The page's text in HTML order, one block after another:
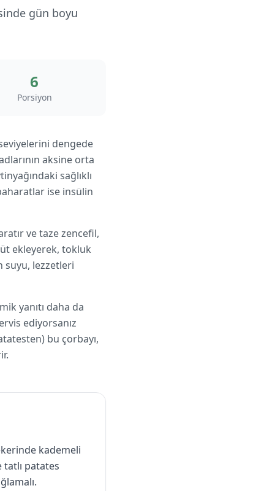
gün boyu
6
Porsiyon
dengede
aksine orta
sağlıklı
ise insülin
ve taze zencefil,
ekleyerek, tokluk
suyu, lezzetleri
yanıtı daha da
ediyorsanız
bu çorbayı,
kademeli
patates